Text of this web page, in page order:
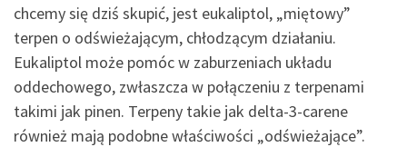
chcemy się dziś skupić, jest eukaliptol, „miętowy”
terpen o odświeżającym, chłodzącym działaniu.
Eukaliptol może pomóc w zaburzeniach układu
oddechowego, zwłaszcza w połączeniu z terpenami
takimi jak pinen. Terpeny takie jak delta-3-carene
również mają podobne właściwości „odświeżające”.